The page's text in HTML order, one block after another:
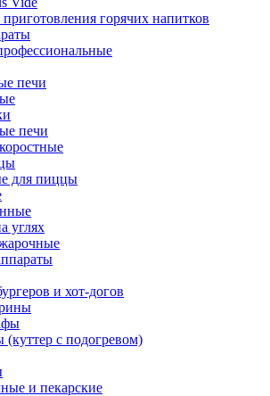
горячих напитков
печи
печи
для пиццы
углях
и хот-догов
с подогревом)
и пекарские